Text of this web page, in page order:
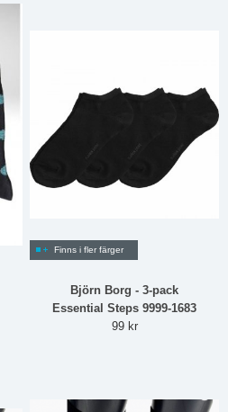
Finns i fler färger
Björn Borg - 3-pack
Essential Steps 9999-1683
99 kr